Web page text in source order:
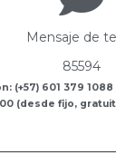
Mensaje de
85594
(+57) 601 379
(desde fijo,